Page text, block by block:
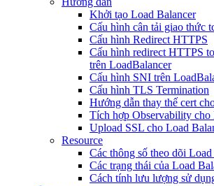
Khởi tạo Load Balancer
Cấu hình cân tải giao thức
Cấu hình Redirect HTTPS
Cấu hình redirect HTTPS
trên LoadBalancer
Cấu hình SNI trên
Cấu hình TLS Termination
Hướng dẫn thay thế cert
Tích hợp Observability cho
Upload SSL cho Load
Resource
Các thông số theo dõi Load
Các trạng thái của Load
Cách tính lưu lượng sử